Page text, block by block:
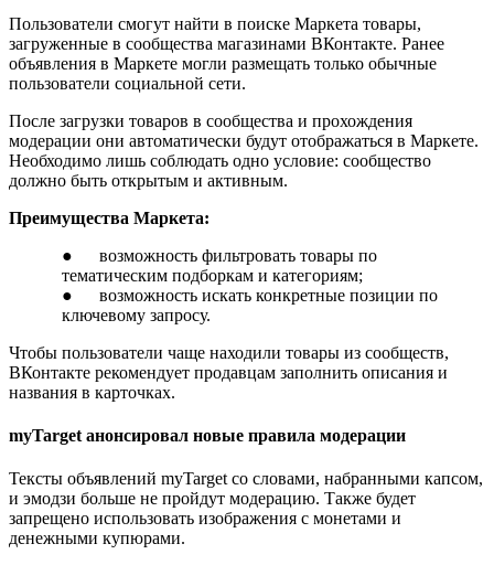
Пользователи смогут найти в поиске Маркета товары,
загруженные в сообщества магазинами ВКонтакте. Ранее
объявления в Маркете могли размещать только обычные
пользователи социальной сети.
После загрузки товаров в сообщества и прохождения
модерации они автоматически будут отображаться в Маркете.
Необходимо лишь соблюдать одно условие: сообщество
должно быть открытым и активным.
Преимущества Маркета:
● возможность фильтровать товары по
тематическим подборкам и категориям;
● возможность искать конкретные позиции по
ключевому запросу.
Чтобы пользователи чаще находили товары из сообществ,
ВКонтакте рекомендует продавцам заполнить описания и
названия в карточках.
myTarget анонсировал новые правила модерации
Тексты объявлений myTarget со словами, набранными капсом,
и эмодзи больше не пройдут модерацию. Также будет
запрещено использовать изображения с монетами и
денежными купюрами.